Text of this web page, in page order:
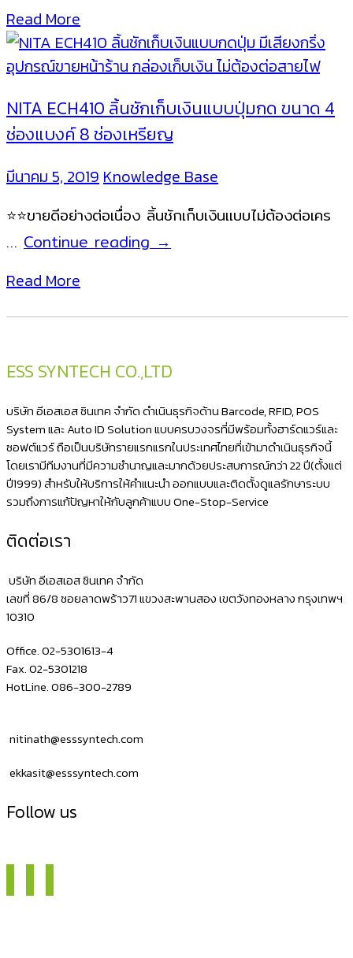
ชัก
เก็บ
เงิน
พร้อม
ใบ
เสร็จ
ใน
รองรับ
Read More
NITA ECH410 ลิ้นชักเก็บเงินแบบปุ่มกด ขนาด 4
ช่องแบงค์ 8 ช่องเหรียญ
มีนาคม 5, 2019Knowledge Base
⭐️⭐️ขายดีอย่างต่อเนื่อง ลิ้นชักเก็บเงินแบบไม่ต้องต่อเคร
… Continue readingNITA
ชัก
เงิน
แบบ
ปุ่ม
กด
ขนาด
4
ช่อง
เหรียญ
→
Read More
ESS SYNTECH CO.,LTD
บริษัท อีเอสเอส ซินเทค จำกัด ดำเนินธุรกิจด้าน Barcode, RFID, POS
System และ Auto ID Solution แบบครบวงจรที่มีพร้อมทั้งฮาร์ดแวร์และ
ซอฟต์แวร์ ถือเป็นบริษัทรายแรกแรกในประเทศไทยที่เข้ามาดำเนินธุรกิจนี้
โดยเรามีทีมงานที่มีความชำนาญและมากด้วยประสบการณ์กว่า 22 ปี(ตั้งแต่
ปี1999) สำหรับให้บริการให้คำแนะนำ ออกแบบและติดตั้งดูแลรักษาระบบ
รวมถึงการแก้ปัญหาให้กับลูกค้าแบบ One-Stop-Service
ติดต่อเรา
บริษัท อีเอสเอส ซินเทค จำกัด
เลขที่ 86/8 ซอยลาดพร้าว71 แขวงสะพานสอง เขตวังทองหลาง กรุงเทพฯ
10310
Office. 02-5301613-4
Fax. 02-5301218
HotLine. 086-300-2789
nitinath@esssyntech.com
ekkasit@esssyntech.com
Follow us